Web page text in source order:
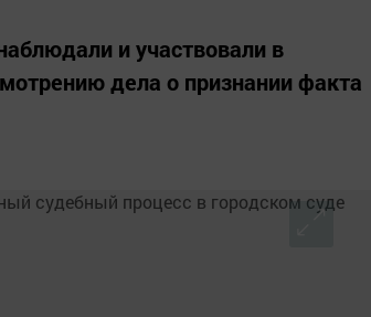
и участвовали в
дела о признании факта